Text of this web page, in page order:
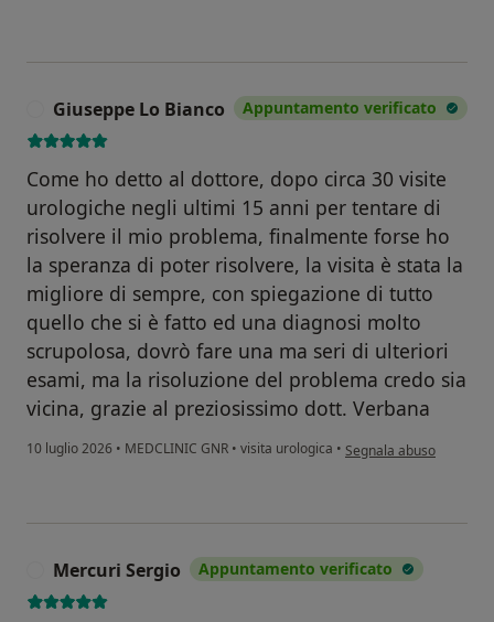
Giuseppe Lo Bianco Appuntamento verificato
Come ho detto al dottore, dopo circa 30 visite
urologiche negli ultimi 15 anni per tentare di
risolvere il mio problema, finalmente forse ho
la speranza di poter risolvere, la visita è stata la
migliore di sempre, con spiegazione di tutto
quello che si è fatto ed una diagnosi molto
scrupolosa, dovrò fare una ma seri di ulteriori
esami, ma la risoluzione del problema credo sia
vicina, grazie al preziosissimo dott. Verbana
10 luglio 2026 • MEDCLINIC GNR • visita urologica • secondo l'opinione
Segnala abuso
Mercuri Sergio Appuntamento verificato